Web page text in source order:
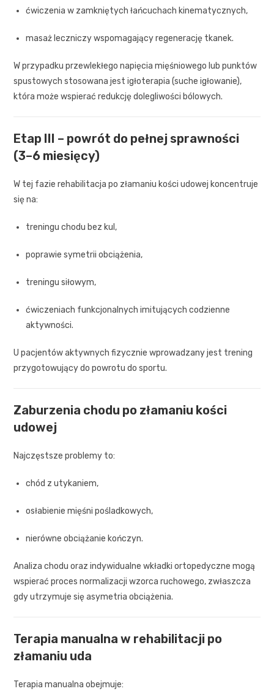
ćwiczenia w zamkniętych łańcuchach kinematycznych,
masaż leczniczy wspomagający regenerację tkanek.
W przypadku przewlekłego napięcia mięśniowego lub punktów
spustowych stosowana jest igłoterapia (suche igłowanie),
która może wspierać redukcję dolegliwości bólowych.
Etap III – powrót do pełnej sprawności
(3–6 miesięcy)
W tej fazie rehabilitacja po złamaniu kości udowej koncentruje
się na:
treningu chodu bez kul,
poprawie symetrii obciążenia,
treningu siłowym,
ćwiczeniach funkcjonalnych imitujących codzienne
aktywności.
U pacjentów aktywnych fizycznie wprowadzany jest trening
przygotowujący do powrotu do sportu.
Zaburzenia chodu po złamaniu kości
udowej
Najczęstsze problemy to:
chód z utykaniem,
osłabienie mięśni pośladkowych,
nierówne obciążanie kończyn.
Analiza chodu oraz indywidualne wkładki ortopedyczne mogą
wspierać proces normalizacji wzorca ruchowego, zwłaszcza
gdy utrzymuje się asymetria obciążenia.
Terapia manualna w rehabilitacji po
złamaniu uda
Terapia manualna obejmuje: